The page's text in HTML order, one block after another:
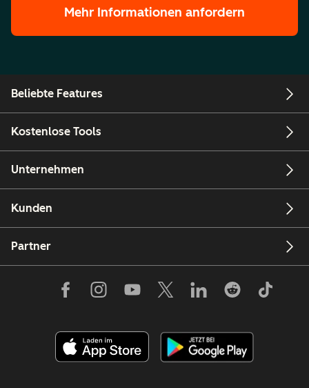
Mehr Informationen anfordern
Beliebte Features
Kostenlose Tools
Unternehmen
Kunden
Partner